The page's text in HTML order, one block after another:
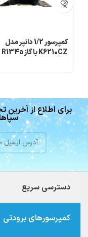
کمپرسور 1/2 دانپر مدل
K6210CZ با گاز R134a
برای اطلاع از آخرین
دسترسی سریع
کمپرسورهای برودتی